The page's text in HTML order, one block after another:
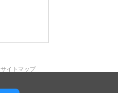
サイトマップ